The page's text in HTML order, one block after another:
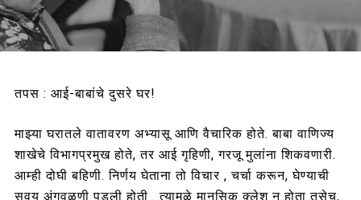
तपस : आई-बाबांचे दुसरे घर!
माझ्या घरातले वातावरण अभ्यासू आणि वैचारिक होते. बाबा वाणिज्य
शाखेचे विभागप्रमुख होते, तर आई गृहिणी, गरजू मुलांना शिकवणारी.
आम्ही दोघी बहिणी. निर्णय घेताना तो विचार , चर्चा करून, घेण्याची
सवय अंगवळणी पडली होती . त्यामुळे मानसिक क्लेश न होता तसेच,